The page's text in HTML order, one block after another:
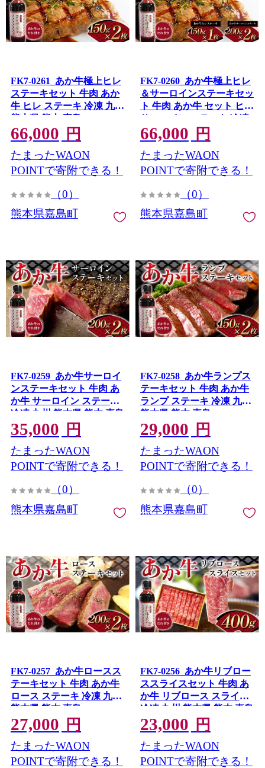
FK7-0261_あか牛極上ヒレ
ステーキセット 牛肉 あか
牛 ヒレ ステーキ 冷凍 九州
熊本県 熊本 嘉島
66,000 円
たまったWAON
POINTで寄附できる！
（0）
熊本県嘉島町
FK7-0260_あか牛極上ヒレ
＆サーロインステーキセッ
ト 牛肉 あか牛 セット ヒレ
サーロイン ステーキ 冷凍
九州 熊本県 熊本 嘉島
66,000 円
たまったWAON
POINTで寄附できる！
（0）
熊本県嘉島町
FK7-0259_あか牛サーロイ
ンステーキセット 牛肉 あ
か牛 サーロイン ステーキ
冷凍 九州 熊本県 熊本 嘉島
35,000 円
たまったWAON
POINTで寄附できる！
（0）
熊本県嘉島町
FK7-0258_あか牛ランプス
テーキセット 牛肉 あか牛
ランプ ステーキ 冷凍 九州
熊本県 熊本 嘉島
29,000 円
たまったWAON
POINTで寄附できる！
（0）
熊本県嘉島町
FK7-0257_あか牛ロースス
テーキセット 牛肉 あか牛
ロース ステーキ 冷凍 九州
熊本県 熊本 嘉島
27,000 円
たまったWAON
POINTで寄附できる！
FK7-0256_あか牛リブロー
ススライスセット 牛肉 あ
か牛 リブロース スライス
冷凍 九州 熊本県 熊本 嘉島
23,000 円
たまったWAON
POINTで寄附できる！